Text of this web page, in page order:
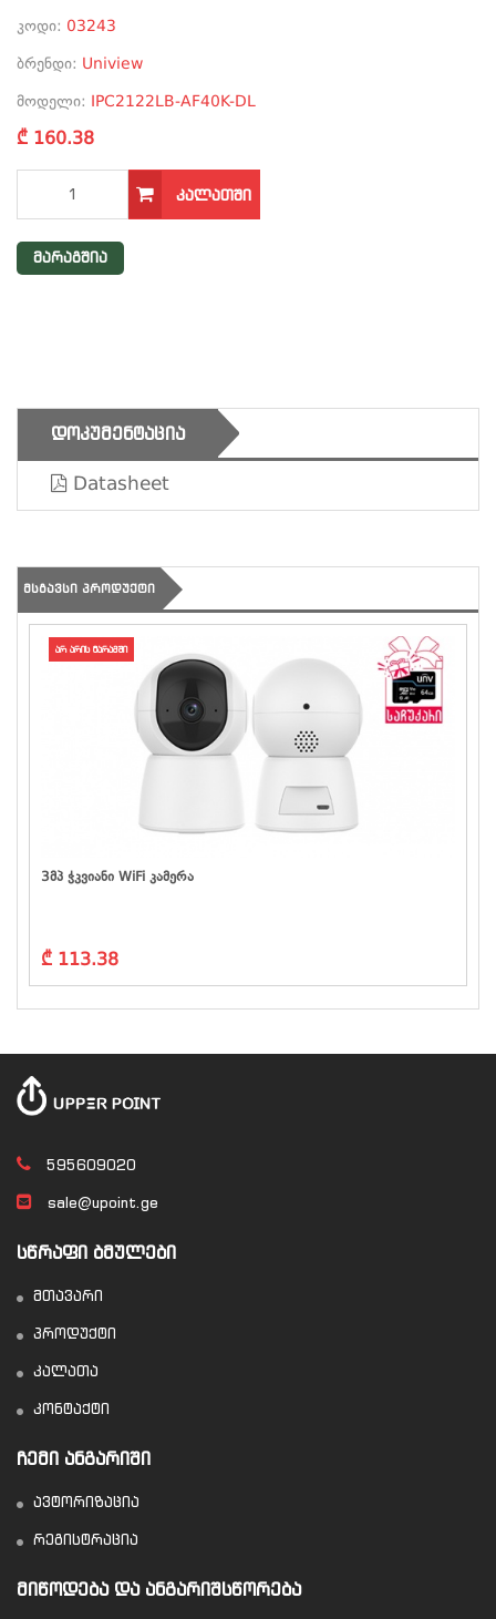
კოდი: 03243
ბრენდი: Uniview
მოდელი: IPC2122LB-AF40K-DL
₾ 160.38
ᲙᲐᲚᲐᲗᲨᲘ
მარაგშია
ᲓᲝᲙᲣᲛᲔᲜᲢᲐᲪᲘᲐ
Datasheet
ᲛᲡᲒᲐᲕᲡᲘ ᲞᲠᲝᲓᲣᲥᲢᲘ
არ არის მარაგში
3მპ Ჭკვიანი WiFi Კამერა
₾ 113.38
595609020
sale@upoint.ge
ᲡᲬᲠᲐᲤᲘ ᲑᲛᲣᲚᲔᲑᲘ
მთავარი
პროდუქტი
კალათა
კონტაქტი
ᲩᲔᲛᲘ ᲐᲜᲒᲐᲠᲘᲨᲘ
ავტორიზაცია
რეგისტრაცია
ᲛᲘᲬᲝᲓᲔᲑᲐ ᲓᲐ ᲐᲜᲒᲐᲠᲘᲨᲡᲬᲝᲠᲔᲑᲐ